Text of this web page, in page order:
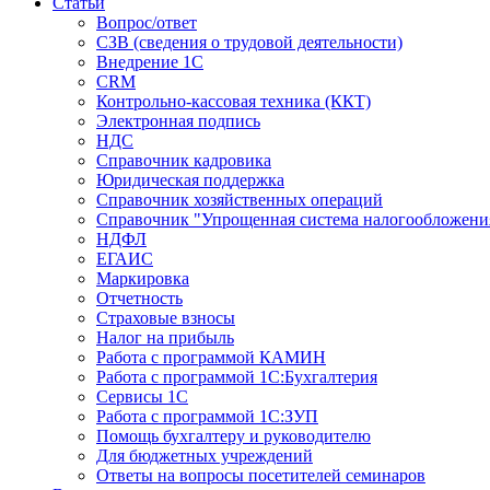
Вопрос/ответ
СЗВ (сведения о трудовой деятельности)
Внедрение 1С
CRM
Контрольно-кассовая техника (ККТ)
Электронная подпись
НДС
Справочник кадровика
Юридическая поддержка
Справочник хозяйственных операций
Справочник "Упрощенная система
НДФЛ
ЕГАИС
Маркировка
Отчетность
Страховые взносы
Налог на прибыль
Работа с программой КАМИН
Работа с программой 1С:Бухгалтерия
Сервисы 1С
Работа с программой 1С:ЗУП
Помощь бухгалтеру и руководителю
Для бюджетных учреждений
Ответы на вопросы посетителей семинаров